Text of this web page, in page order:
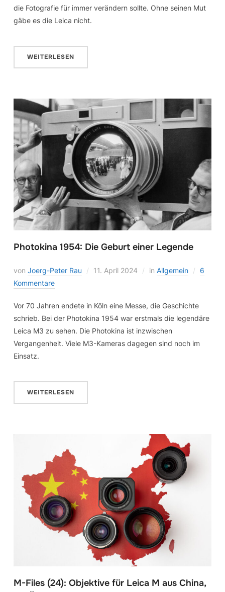
die Fotografie für immer verändern sollte. Ohne seinen Mut
gäbe es die Leica nicht.
WEITERLESEN
Photokina 1954: Die Geburt einer Legende
von Joerg-Peter Rau 11. April 2024 in Allgemein
6
Kommentare
Vor 70 Jahren endete in Köln eine Messe, die Geschichte
schrieb. Bei der Photokina 1954 war erstmals die legendäre
Leica M3 zu sehen. Die Photokina ist inzwischen
Vergangenheit. Viele M3-Kameras dagegen sind noch im
Einsatz.
WEITERLESEN
M-Files (24): Objektive für Leica M aus China,